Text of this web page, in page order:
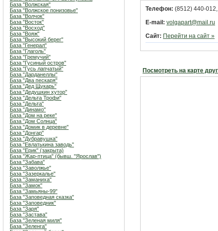
База "Волжская"
База "Волжское понизовье"
База "Волчок"
База "Восток"
База "Восход"
База "Вояж"
База "Высокий берег"
База "Генерал"
База "Глаголь"
База "Гремучий"
База "Гусиный остров"
База "Гусь лапчатый"
База "Дарданеллы"
База "Два пескаря"
База "Дед Щукарь"
База "Дедушкин хутор"
База "Дельта Трофи"
База "Дельта"
База "Динамо"
База "Дом на реке"
База "Дом Солнца"
База "Домик в деревне"
База "Донгар"
База "Дубравушка"
База "Евлатькина заводь"
База "Ерик" (закрыта)
База "Жар-птица" (бывш. "Ярослав")
База "Забава"
База "Заволжье"
База "Зазеркалье"
База "Заманиха"
База "Замок"
База "Замьяны-99"
База "Заповедная сказка"
База "Заповедник"
База "Заря"
База "Застава"
База "Зеленая миля"
База "Зеленга"
Телефон: (8512) 440-
E-mail: volgapart@mail.ru
Сайт: Перейти на сайт »
Посмотреть на карте